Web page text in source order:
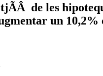
de les
un 10,2%